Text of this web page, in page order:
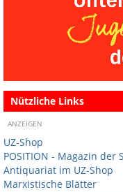
Nützliche Links
ANZEIGEN
UZ-Shop
POSITION - Magazin der
Antiquariat im UZ-Shop
Marxistische Blätter